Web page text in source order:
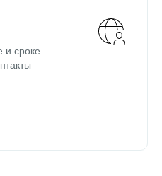
и сроке